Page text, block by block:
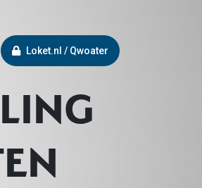
Loket.nl / Qwoater